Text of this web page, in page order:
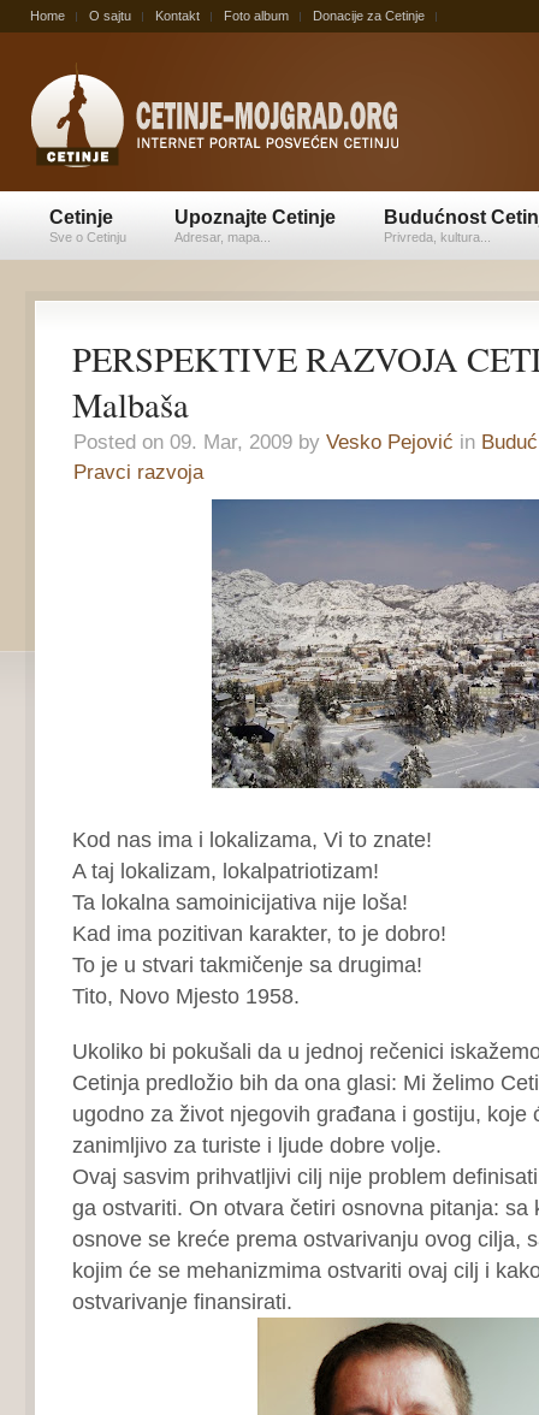
Home O sajtu Kontakt Foto album Donacije za Cetinje
Cetinje
Sve o Cetinju
Upoznajte Cetinje
Adresar, mapa...
Budućnost
Privreda, kultura...
PERSPEKTIVE RAZVOJA
Malbaša
Posted on 09. Mar, 2009 by Vesko Pejović in
Pravci razvoja
Kod nas ima i lokalizama, Vi to znate!
A taj lokalizam, lokalpatriotizam!
Ta lokalna samoinicijativa nije loša!
Kad ima pozitivan karakter, to je dobro!
To je u stvari takmičenje sa drugima!
Tito, Novo Mjesto 1958.
Ukoliko bi pokušali da u jednoj rečenici
Cetinja predložio bih da ona glasi: Mi želimo
ugodno za život njegovih građana i gostiju, koje
zanimljivo za turiste i ljude dobre volje.
Ovaj sasvim prihvatljivi cilj nije problem
ga ostvariti. On otvara četiri osnovna pitanja: sa
osnove se kreće prema ostvarivanju ovog cilja,
kojim će se mehanizmima ostvariti ovaj cilj i
ostvarivanje finansirati.